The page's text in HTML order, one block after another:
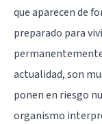
que aparecen de
preparado para
actualidad, son
ponen en riesgo
organismo